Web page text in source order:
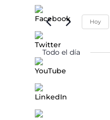
9,
2025
y
vistas
de
Eventos
clave.
Busca
Eventos
para
la
palabra
Hoy
Todo el día